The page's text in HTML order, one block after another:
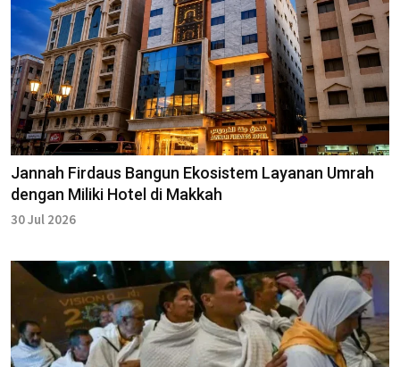
Jannah Firdaus Bangun Ekosistem Layanan Umrah
dengan Miliki Hotel di Makkah
30 Jul 2026